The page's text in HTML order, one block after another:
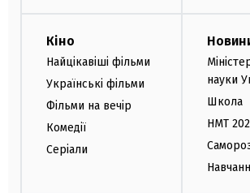
Кіно
Найцікавіші фільми
Українські фільми
Фільми на вечір
Комедії
Серіали
науки
Школа
НМТ